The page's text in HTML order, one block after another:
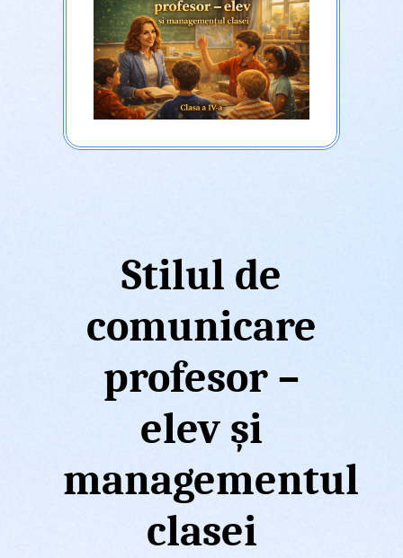
Stilul de
comunicare
profesor –
elev și
managementul
clasei